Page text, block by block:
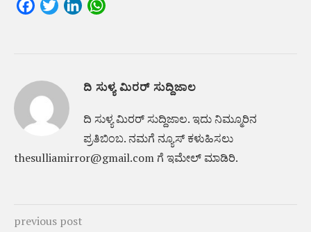
FacebookTwitterLinkedIn
ದಿ ಸುಳ್ಯ ಮಿರರ್ ಸುದ್ದಿಜಾಲ
ದಿ ಸುಳ್ಯ ಮಿರರ್‌ ಸುದ್ದಿಜಾಲ. ಇದು ನಿಮ್ಮೂರಿನ
ಪ್ರತಿಬಿಂಬ. ನಮಗೆ ನ್ಯೂಸ್‌ ಕಳುಹಿಸಲು
thesulliamirror@gmail.com ಗೆ ಇಮೇಲ್ ಮಾಡಿರಿ.
previous post